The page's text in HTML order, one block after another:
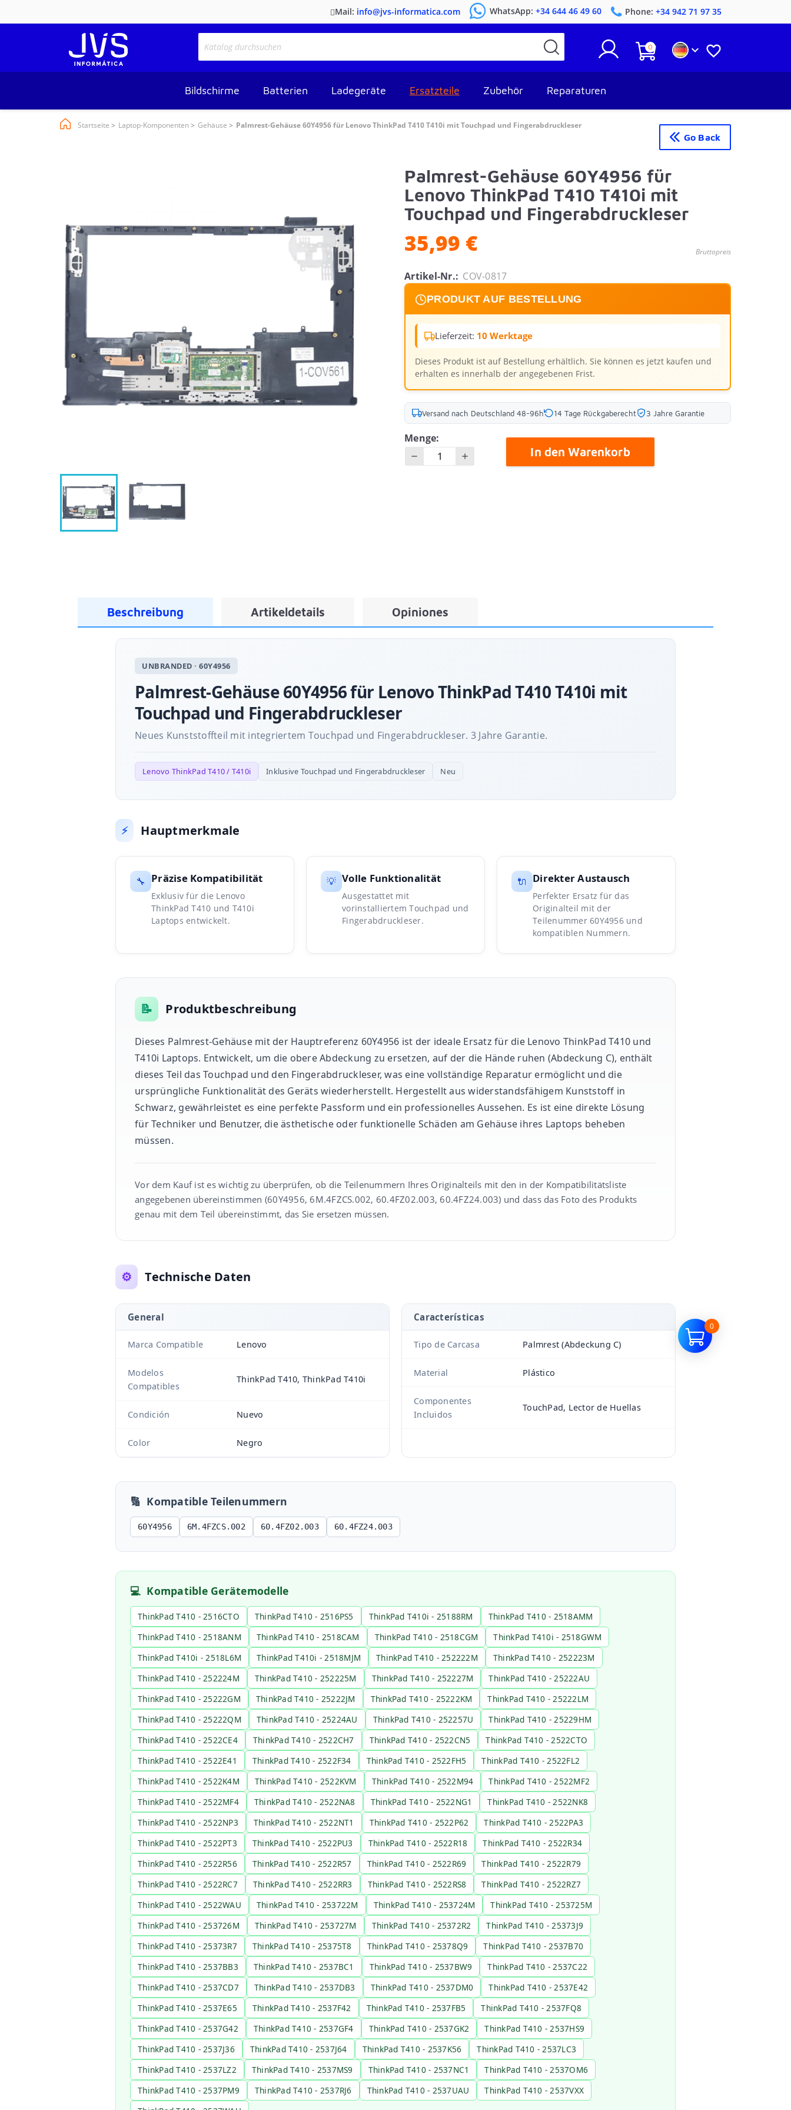
Mail: info@jvs-informatica.com WhatsApp:+34 644 46 49 60 Phone: +34 942 71 97 35
0  
Bildschirme Batterien Ladegeräte Ersatzteile Zubehör Reparaturen
Startseite Laptop-Komponenten Gehäuse Palmrest-Gehäuse 60Y4956 für Lenovo ThinkPad T410 T410i mit Touchpad und Fingerabdruckleser
Go Back
Palmrest-Gehäuse 60Y4956 für
Lenovo ThinkPad T410 T410i mit
Touchpad und Fingerabdruckleser
35,99 € Bruttopreis
Artikel-Nr.: COV-0817
PRODUKT AUF BESTELLUNG
Lieferzeit: 10 Werktage
Dieses Produkt ist auf Bestellung erhältlich. Sie können es jetzt kaufen und
erhalten es innerhalb der angegebenen Frist.
Versand nach Deutschland 48-96h 14 Tage Rückgaberecht 3 Jahre Garantie
Menge:
In den Warenkorb
Beschreibung Artikeldetails Opiniones
UNBRANDED · 60Y4956
Palmrest-Gehäuse 60Y4956 für Lenovo ThinkPad T410 T410i mit
Touchpad und Fingerabdruckleser
Neues Kunststoffteil mit integriertem Touchpad und Fingerabdruckleser. 3 Jahre Garantie.
Lenovo ThinkPad T410 / T410i Inklusive Touchpad und Fingerabdruckleser Neu
⚡ Hauptmerkmale
🔧 Präzise Kompatibilität
Exklusiv für die Lenovo
ThinkPad T410 und T410i
Laptops entwickelt.
💡 Volle Funktionalität
Ausgestattet mit
vorinstalliertem Touchpad und
Fingerabdruckleser.
🔌 Direkter Austausch
Perfekter Ersatz für das
Originalteil mit der
Teilenummer 60Y4956 und
kompatiblen Nummern.
📝 Produktbeschreibung
Dieses Palmrest-Gehäuse mit der Hauptreferenz 60Y4956 ist der ideale Ersatz für die Lenovo ThinkPad T410 und
T410i Laptops. Entwickelt, um die obere Abdeckung zu ersetzen, auf der die Hände ruhen (Abdeckung C), enthält
dieses Teil das Touchpad und den Fingerabdruckleser, was eine vollständige Reparatur ermöglicht und die
ursprüngliche Funktionalität des Geräts wiederherstellt. Hergestellt aus widerstandsfähigem Kunststoff in
Schwarz, gewährleistet es eine perfekte Passform und ein professionelles Aussehen. Es ist eine direkte Lösung
für Techniker und Benutzer, die ästhetische oder funktionelle Schäden am Gehäuse ihres Laptops beheben
müssen.
Vor dem Kauf ist es wichtig zu überprüfen, ob die Teilenummern Ihres Originalteils mit den in der Kompatibilitätsliste
angegebenen übereinstimmen (60Y4956, 6M.4FZCS.002, 60.4FZ02.003, 60.4FZ24.003) und dass das Foto des Produkts
genau mit dem Teil übereinstimmt, das Sie ersetzen müssen.
⚙️ Technische Daten
General
Marca Compatible Lenovo
Modelos
Compatibles
ThinkPad T410, ThinkPad T410i
Condición Nuevo
Color Negro
Características
Tipo de Carcasa Palmrest (Abdeckung C)
Material Plástico
Componentes
Incluidos
TouchPad, Lector de Huellas
🔢 Kompatible Teilenummern
60Y4956 6M.4FZCS.002 60.4FZ02.003 60.4FZ24.003
💻 Kompatible Gerätemodelle
ThinkPad T410 - 2516CTO ThinkPad T410 - 2516PS5 ThinkPad T410i - 25188RM
ThinkPad T410 - 2518AMM
ThinkPad T410 - 2518ANM
ThinkPad T410 - 2518CAM ThinkPad T410 - 2518CGM
ThinkPad T410i - 2518GWM
ThinkPad T410i - 2518L6M
ThinkPad T410i - 2518MJM ThinkPad T410 - 252222M
ThinkPad T410 - 252223M
ThinkPad T410 - 252224M
ThinkPad T410 - 252225M ThinkPad T410 - 252227M
ThinkPad T410 - 25222AU
ThinkPad T410 - 25222GM
ThinkPad T410 - 25222JM ThinkPad T410 - 25222KM
ThinkPad T410 - 25222LM
ThinkPad T410 - 25222QM
ThinkPad T410 - 25224AU ThinkPad T410 - 252257U
ThinkPad T410 - 25229HM
ThinkPad T410 - 2522CE4
ThinkPad T410 - 2522CH7 ThinkPad T410 - 2522CN5
ThinkPad T410 - 2522CTO
ThinkPad T410 - 2522E41
ThinkPad T410 - 2522F34 ThinkPad T410 - 2522FH5
ThinkPad T410 - 2522FL2
ThinkPad T410 - 2522K4M
ThinkPad T410 - 2522KVM ThinkPad T410 - 2522M94
ThinkPad T410 - 2522MF2
ThinkPad T410 - 2522MF4
ThinkPad T410 - 2522NA8 ThinkPad T410 - 2522NG1
ThinkPad T410 - 2522NK8
ThinkPad T410 - 2522NP3
ThinkPad T410 - 2522NT1 ThinkPad T410 - 2522P62
ThinkPad T410 - 2522PA3
ThinkPad T410 - 2522PT3
ThinkPad T410 - 2522PU3 ThinkPad T410 - 2522R18
ThinkPad T410 - 2522R34
ThinkPad T410 - 2522R56
ThinkPad T410 - 2522R57 ThinkPad T410 - 2522R69
ThinkPad T410 - 2522R79
ThinkPad T410 - 2522RC7
ThinkPad T410 - 2522RR3 ThinkPad T410 - 2522RS8
ThinkPad T410 - 2522RZ7
ThinkPad T410 - 2522WAU
ThinkPad T410 - 253722M ThinkPad T410 - 253724M
ThinkPad T410 - 253725M
ThinkPad T410 - 253726M
ThinkPad T410 - 253727M ThinkPad T410 - 25372R2
ThinkPad T410 - 25373J9
ThinkPad T410 - 25373R7
ThinkPad T410 - 25375T8 ThinkPad T410 - 25378Q9
ThinkPad T410 - 2537B70
ThinkPad T410 - 2537BB3
ThinkPad T410 - 2537BC1 ThinkPad T410 - 2537BW9
ThinkPad T410 - 2537C22
ThinkPad T410 - 2537CD7
ThinkPad T410 - 2537DB3 ThinkPad T410 - 2537DM0
ThinkPad T410 - 2537E42
ThinkPad T410 - 2537E65
ThinkPad T410 - 2537F42 ThinkPad T410 - 2537FB5
ThinkPad T410 - 2537FQ8
ThinkPad T410 - 2537G42
ThinkPad T410 - 2537GF4 ThinkPad T410 - 2537GK2
ThinkPad T410 - 2537HS9
ThinkPad T410 - 2537J36
ThinkPad T410 - 2537J64 ThinkPad T410 - 2537K56
ThinkPad T410 - 2537LC3
ThinkPad T410 - 2537LZ2
ThinkPad T410 - 2537MS9 ThinkPad T410 - 2537NC1
ThinkPad T410 - 2537OM6
ThinkPad T410 - 2537PM9
ThinkPad T410 - 2537RJ6 ThinkPad T410 - 2537UAU
ThinkPad T410 - 2537VXX
0